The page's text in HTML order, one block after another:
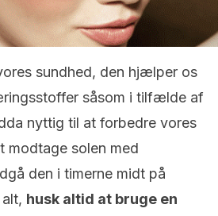
sundhed, den hjælper os
såsom i tilfælde af
nyttig til at forbedre vores
modtage solen med
den i timerne midt på
husk altid at bruge en